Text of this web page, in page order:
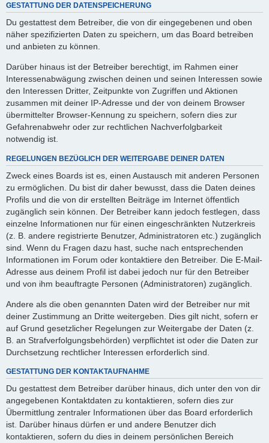
GESTATTUNG DER DATENSPEICHERUNG
Du gestattest dem Betreiber, die von dir eingegebenen und oben
näher spezifizierten Daten zu speichern, um das Board betreiben
und anbieten zu können.
Darüber hinaus ist der Betreiber berechtigt, im Rahmen einer
Interessenabwägung zwischen deinen und seinen Interessen sowie
den Interessen Dritter, Zeitpunkte von Zugriffen und Aktionen
zusammen mit deiner IP-Adresse und der von deinem Browser
übermittelter Browser-Kennung zu speichern, sofern dies zur
Gefahrenabwehr oder zur rechtlichen Nachverfolgbarkeit
notwendig ist.
REGELUNGEN BEZÜGLICH DER WEITERGABE DEINER DATEN
Zweck eines Boards ist es, einen Austausch mit anderen Personen
zu ermöglichen. Du bist dir daher bewusst, dass die Daten deines
Profils und die von dir erstellten Beiträge im Internet öffentlich
zugänglich sein können. Der Betreiber kann jedoch festlegen, dass
einzelne Informationen nur für einen eingeschränkten Nutzerkreis
(z. B. andere registrierte Benutzer, Administratoren etc.) zugänglich
sind. Wenn du Fragen dazu hast, suche nach entsprechenden
Informationen im Forum oder kontaktiere den Betreiber. Die E-Mail-
Adresse aus deinem Profil ist dabei jedoch nur für den Betreiber
und von ihm beauftragte Personen (Administratoren) zugänglich.
Andere als die oben genannten Daten wird der Betreiber nur mit
deiner Zustimmung an Dritte weitergeben. Dies gilt nicht, sofern er
auf Grund gesetzlicher Regelungen zur Weitergabe der Daten (z.
B. an Strafverfolgungsbehörden) verpflichtet ist oder die Daten zur
Durchsetzung rechtlicher Interessen erforderlich sind.
GESTATTUNG DER KONTAKTAUFNAHME
Du gestattest dem Betreiber darüber hinaus, dich unter den von dir
angegebenen Kontaktdaten zu kontaktieren, sofern dies zur
Übermittlung zentraler Informationen über das Board erforderlich
ist. Darüber hinaus dürfen er und andere Benutzer dich
kontaktieren, sofern du dies in deinem persönlichen Bereich